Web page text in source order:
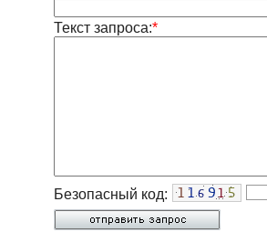
Текст запроса:*
Безопасный код: